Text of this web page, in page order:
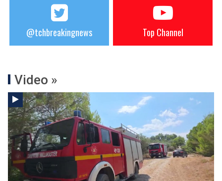
@tchbreakingnews Top Channel
Video »